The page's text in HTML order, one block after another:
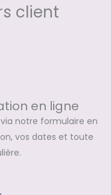
client
en ligne
notre formulaire en
vos dates et toute